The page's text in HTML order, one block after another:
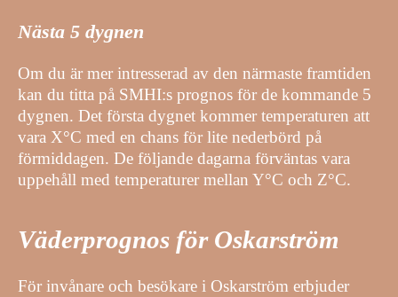
Nästa 5 dygnen
Om du är mer intresserad av den närmaste framtiden
kan du titta på SMHI:s prognos för de kommande 5
dygnen. Det första dygnet kommer temperaturen att
vara X°C med en chans för lite nederbörd på
förmiddagen. De följande dagarna förväntas vara
uppehåll med temperaturer mellan Y°C och Z°C.
Väderprognos för Oskarström
För invånare och besökare i Oskarström erbjuder